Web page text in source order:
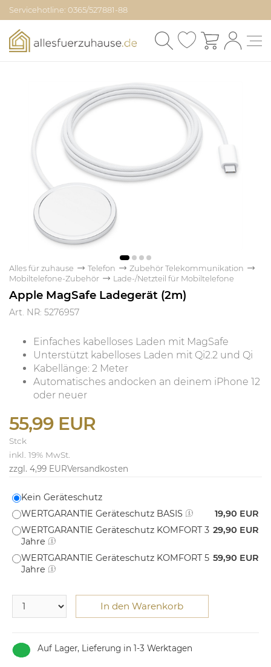
Servicehotline: 0365/527881-88
Alles für zuhause Telefon
Zubehör Telekommunikation
Mobiltelefone-Zubehör
Lade-/Netzteil für Mobiltelefone
Apple MagSafe Ladegerät (2m)
Art. NR: 5276957
Einfaches kabelloses Laden mit MagSafe
Unterstützt kabelloses Laden mit Qi2.2 und Qi
Kabellänge: 2 Meter
Automatisches andocken an deinem iPhone 12
oder neuer
55,99 EUR
Stck
inkl. 19% MwSt.
zzgl. 4,99 EURVersandkosten
Auf Lager, Lieferung in 1-3 Werktagen
Kein Geräteschutz
WERTGARANTIE Geräteschutz BASIS
19,90 EUR
WERTGARANTIE Geräteschutz KOMFORT 3
Jahre
29,90 EUR
WERTGARANTIE Geräteschutz KOMFORT 5
Jahre
59,90 EUR
In den Warenkorb